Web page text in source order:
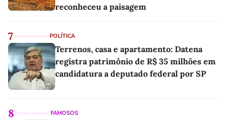
reconheceu a paisagem
7 POLÍTICA
Terrenos, casa e apartamento: Datena
registra patrimônio de R$ 35 milhões em
candidatura a deputado federal por SP
8 FAMOSOS